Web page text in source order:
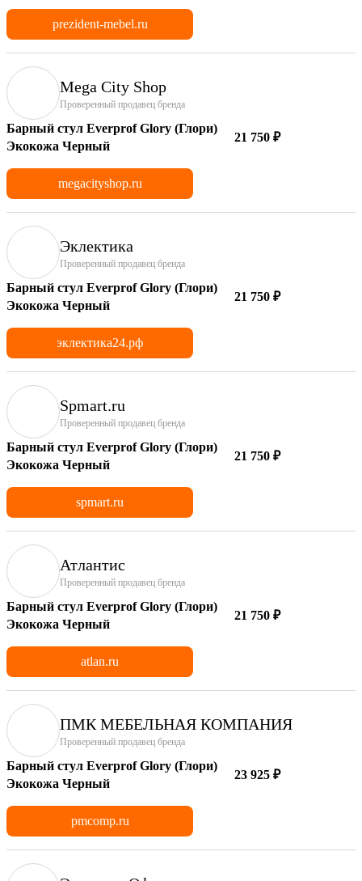
prezident-mebel.ru
Mega City Shop
Проверенный продавец бренда
Барный стул Everprof Glory (Глори)
Экокожа Черный
21 750 ₽
megacityshop.ru
Эклектика
Проверенный продавец бренда
Барный стул Everprof Glory (Глори)
Экокожа Черный
21 750 ₽
эклектика24.рф
Spmart.ru
Проверенный продавец бренда
Барный стул Everprof Glory (Глори)
Экокожа Черный
21 750 ₽
spmart.ru
Атлантис
Проверенный продавец бренда
Барный стул Everprof Glory (Глори)
Экокожа Черный
21 750 ₽
atlan.ru
ПМК МЕБЕЛЬНАЯ КОМПАНИЯ
Проверенный продавец бренда
Барный стул Everprof Glory (Глори)
Экокожа Черный
23 925 ₽
pmcomp.ru